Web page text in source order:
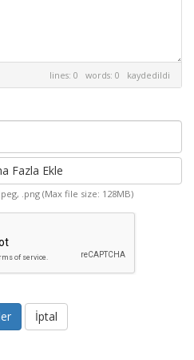
lines: 0 words: 0 kaydedildi
Fazla Ekle
.png (Max file size: 128MB)
İptal